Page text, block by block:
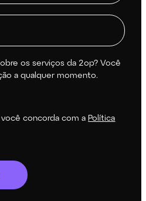
os serviços da 2op? Você
a qualquer momento.
você concorda com aPolítica